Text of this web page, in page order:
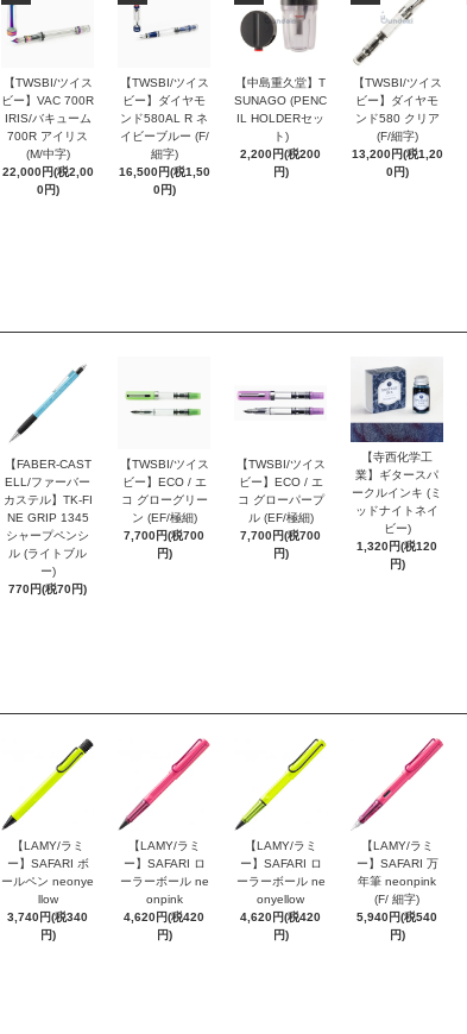
【TWSBI/ツイス
ビー】VAC 700R
IRIS/バキューム
700R アイリス
(M/中字)
22,000円(税2,00
0円)
【TWSBI/ツイス
ビー】ダイヤモ
ンド580AL R ネ
イビーブルー (F/
細字)
16,500円(税1,50
0円)
【中島重久堂】T
SUNAGO (PENC
IL HOLDERセッ
ト)
2,200円(税200
円)
【TWSBI/ツイス
ビー】ダイヤモ
ンド580 クリア
(F/細字)
13,200円(税1,20
0円)
【FABER-CAST
ELL/ファーバー
カステル】TK-FI
NE GRIP 1345
シャープペンシ
ル (ライトブル
ー)
770円(税70円)
【TWSBI/ツイス
ビー】ECO / エ
コ グローグリー
ン (EF/極細)
7,700円(税700
円)
【TWSBI/ツイス
ビー】ECO / エ
コ グローパープ
ル (EF/極細)
7,700円(税700
円)
【寺西化学工
業】ギタースパ
ークルインキ (ミ
ッドナイトネイ
ビー)
1,320円(税120
円)
【LAMY/ラミ
ー】SAFARI ボ
ールペン neonye
llow
3,740円(税340
円)
【LAMY/ラミ
ー】SAFARI ロ
ーラーボール ne
onpink
4,620円(税420
円)
【LAMY/ラミ
ー】SAFARI ロ
ーラーボール ne
onyellow
4,620円(税420
円)
【LAMY/ラミ
ー】SAFARI 万
年筆 neonpink
(F/ 細字)
5,940円(税540
円)